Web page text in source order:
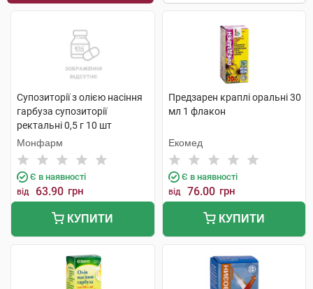
Супозиторії з олією насіння
гарбуза супозиторії
ректальні 0,5 г 10 шт
Монфарм
Є в наявності
від 63.90 грн
КУПИТИ
Предзарен краплі оральні 30
мл 1 флакон
Екомед
Є в наявності
від 76.00 грн
КУПИТИ